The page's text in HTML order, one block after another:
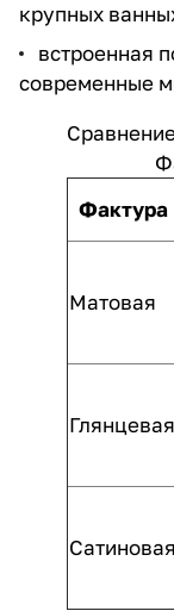
крупных
встроенная
современные
Фактура
Матовая
Глянцевая
Сатиновая